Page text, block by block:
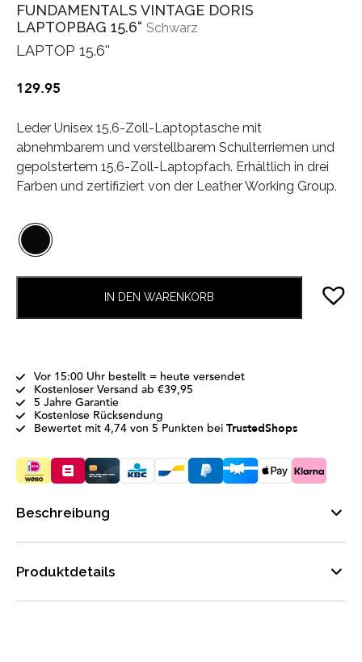
FUNDAMENTALS VINTAGE DORIS
LAPTOPBAG 15.6“ Schwarz
LAPTOP 15.6''
129.95
Leder Unisex 15,6-Zoll-Laptoptasche mit
abnehmbarem und verstellbarem Schulterriemen und
gepolstertem 15,6-Zoll-Laptopfach. Erhältlich in drei
Farben und zertifiziert von der Leather Working Group.
IN DEN WARENKORB
Vor 15:00 Uhr bestellt = heute versendet
Kostenloser Versand ab €39,95
5 Jahre Garantie
Kostenlose Rücksendung
Bewertet mit 4,74 von 5 Punkten bei TrustedShops
Beschreibung
Produktdetails